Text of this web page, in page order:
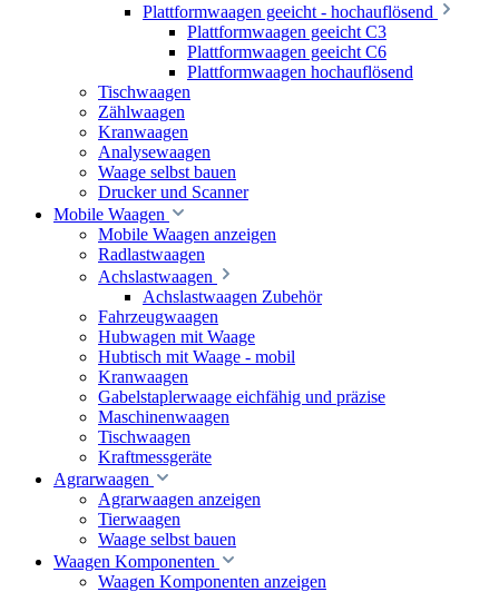
Plattformwaagen geeicht - hochauflösend
Plattformwaagen geeicht C3
Plattformwaagen geeicht C6
Plattformwaagen hochauflösend
Tischwaagen
Zählwaagen
Kranwaagen
Analysewaagen
Waage selbst bauen
Drucker und Scanner
Mobile Waagen
Mobile Waagen anzeigen
Radlastwaagen
Achslastwaagen
Achslastwaagen Zubehör
Fahrzeugwaagen
Hubwagen mit Waage
Hubtisch mit Waage - mobil
Kranwaagen
Gabelstaplerwaage eichfähig und präzise
Maschinenwaagen
Tischwaagen
Kraftmessgeräte
Agrarwaagen
Agrarwaagen anzeigen
Tierwaagen
Waage selbst bauen
Waagen Komponenten
Waagen Komponenten anzeigen